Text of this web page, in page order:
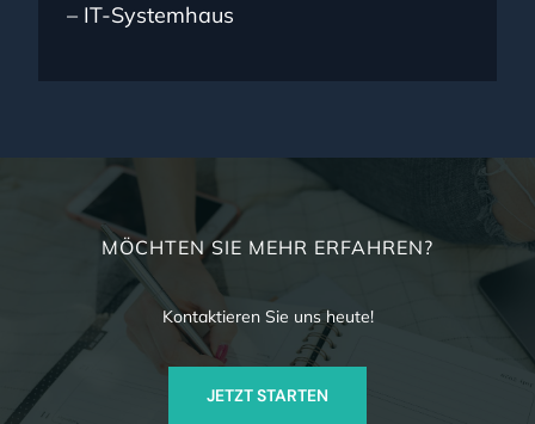
– IT-Systemhaus
MÖCHTEN SIE MEHR ERFAHREN?
Kontaktieren Sie uns heute!
JETZT STARTEN